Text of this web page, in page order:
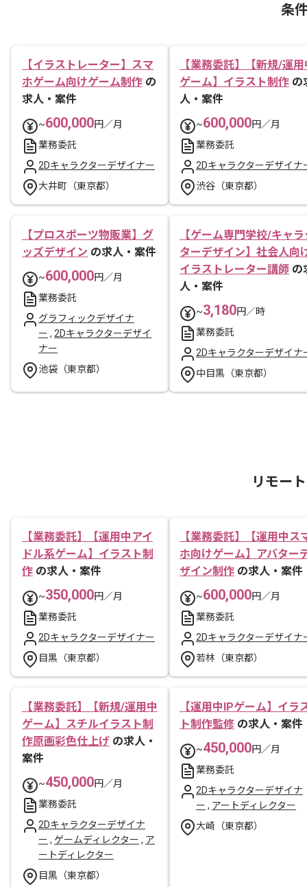
条
【イラストレーター】スマ
ホゲーム向けゲーム制作 の
求人・案件
~600,000円／月
業務委託
2Dキャラクターデザイナー
大井町（東京都）
【業務委託】【新規/運用
ゲーム】イラスト制作 の
人・案件
~600,000円／月
業務委託
2Dキャラクターデザイナ
渋谷（東京都）
【プロスポーツ物販業】グ
ッズデザイン の求人・案件
~600,000円／月
業務委託
グラフィックデザイナ
ー , 2Dキャラクターデザイ
ナー
池袋（東京都）
【ゲーム専門学校/キャラ
ターデザイン】社会人向
イラストレーター講師 の
人・案件
~3,180円／時
業務委託
2Dキャラクターデザイナ
中目黒（東京都）
リモー
【業務委託】【運用中アイ
ドル系ゲーム】イラスト制
作 の求人・案件
~350,000円／月
業務委託
2Dキャラクターデザイナー
目黒（東京都）
【業務委託】【運用中ス
ホ向けゲーム】アバター
ザイン制作 の求人・案件
~600,000円／月
業務委託
2Dキャラクターデザイナ
若林（東京都）
【業務委託】【新規/運用中
ゲーム】スチルイラスト制
作原画彩色仕上げ の求人・
案件
~450,000円／月
業務委託
2Dキャラクターデザイナ
ー , ゲームディレクター , ア
ートディレクター
目黒（東京都）
【運用中IPゲーム】イラ
ト制作監修 の求人・案件
~450,000円／月
業務委託
2Dキャラクターデザイナ
ー , アートディレクター
大崎（東京都）